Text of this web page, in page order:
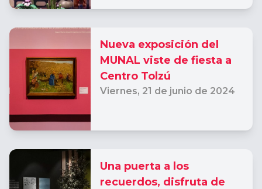
Nueva exposición del
MUNAL viste de fiesta a
Centro Tolzú
Viernes, 21 de junio de 2024
Una puerta a los
recuerdos, disfruta de